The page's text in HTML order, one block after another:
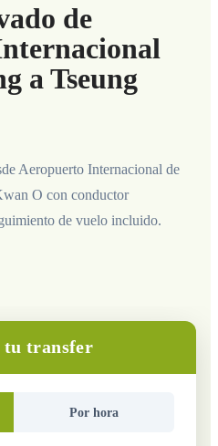
de
a Tseung
Aeropuerto Internacional de
O con conductor
de vuelo incluido.
tu transfer
Por hora